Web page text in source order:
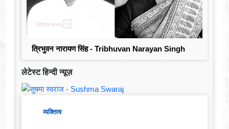
त्रिभुवन नारायण सिंह - Tribhuvan Narayan Singh
लेटेस्ट हिन्दी न्यूज़
व्यक्तित्व